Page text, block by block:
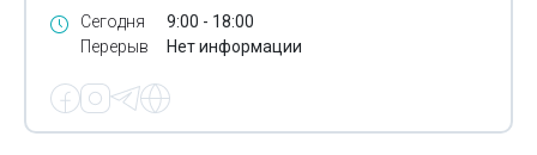
Золотые браслеты
Золотые кольца
Зубочистки
Сегодня
Перерыв
9:00 - 18:00
Нет информации